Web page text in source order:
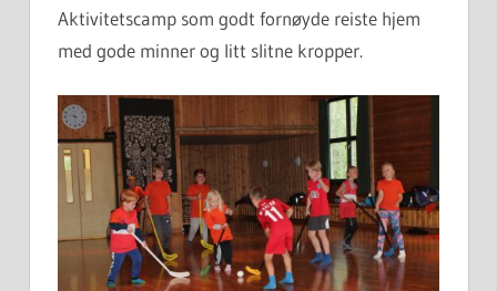
Aktivitetscamp som godt fornøyde reiste hjem
med gode minner og litt slitne kropper.